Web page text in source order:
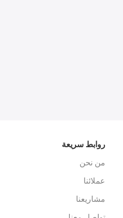
روابط سريعة
من نحن
عملائنا
مشاريعنا